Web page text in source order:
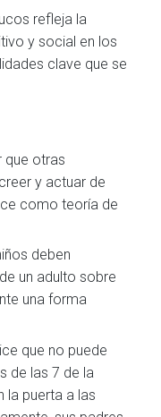
refleja la
y social en los
clave que se
que otras
y actuar de
como teoría de
deben
un adulto sobre
una forma
que no puede
de las 7 de la
la puerta a las